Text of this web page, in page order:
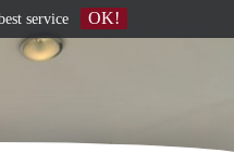
service OK!